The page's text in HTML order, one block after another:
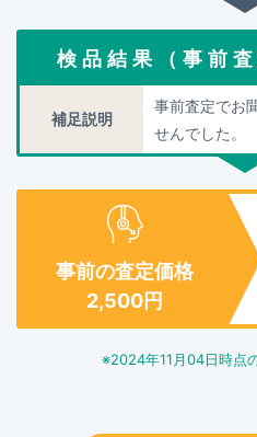
検品結果（事前
補足説明
事前査定でお
せんでした。
事前の査定価格
2,500円
※2024年11月04日時点